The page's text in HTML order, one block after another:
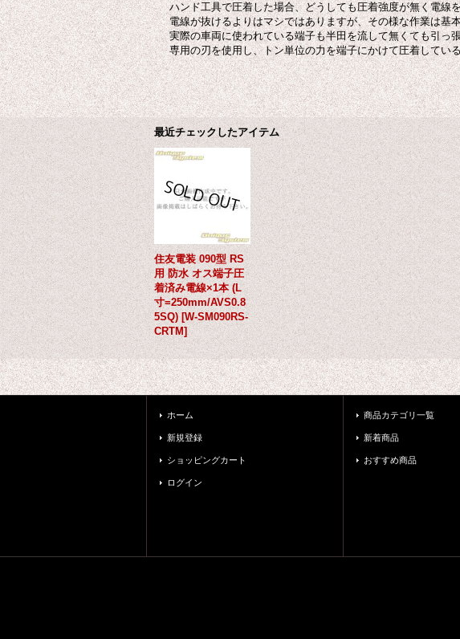
ハンド工具で圧着した場合、どうしても圧着強度が無く電線
電線が抜けるよりはマシではありますが、その様な作業は基
実際の車両に使われている端子も半田を流して無くても引っ
専用の刃を使用し、トン単位の力を端子にかけて圧着してい
最近チェックしたアイテム
住友電装 090型 RS
用 防水 オス端子圧
着済み電線×1本 (L
寸=250mm/AVS0.8
5SQ) [W-SM090RS-
CRTM]
ホーム
新規登録
ショッピングカート
ログイン
商品カテゴリ一覧
新着商品
おすすめ商品